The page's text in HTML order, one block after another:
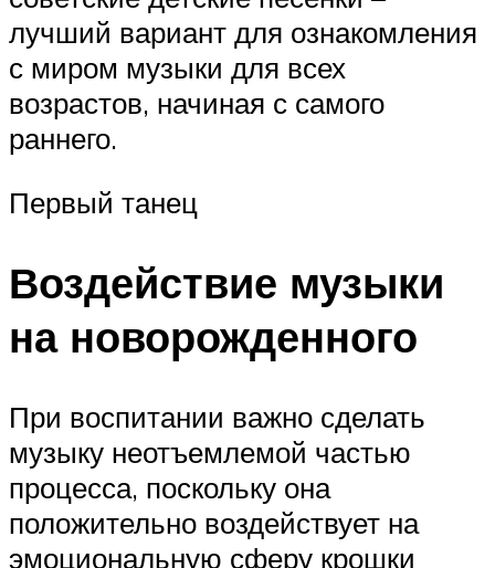
лучший вариант для ознакомления
с миром музыки для всех
возрастов, начиная с самого
раннего.
Первый танец
Воздействие музыки
на новорожденного
При воспитании важно сделать
музыку неотъемлемой частью
процесса, поскольку она
положительно воздействует на
эмоциональную сферу крошки